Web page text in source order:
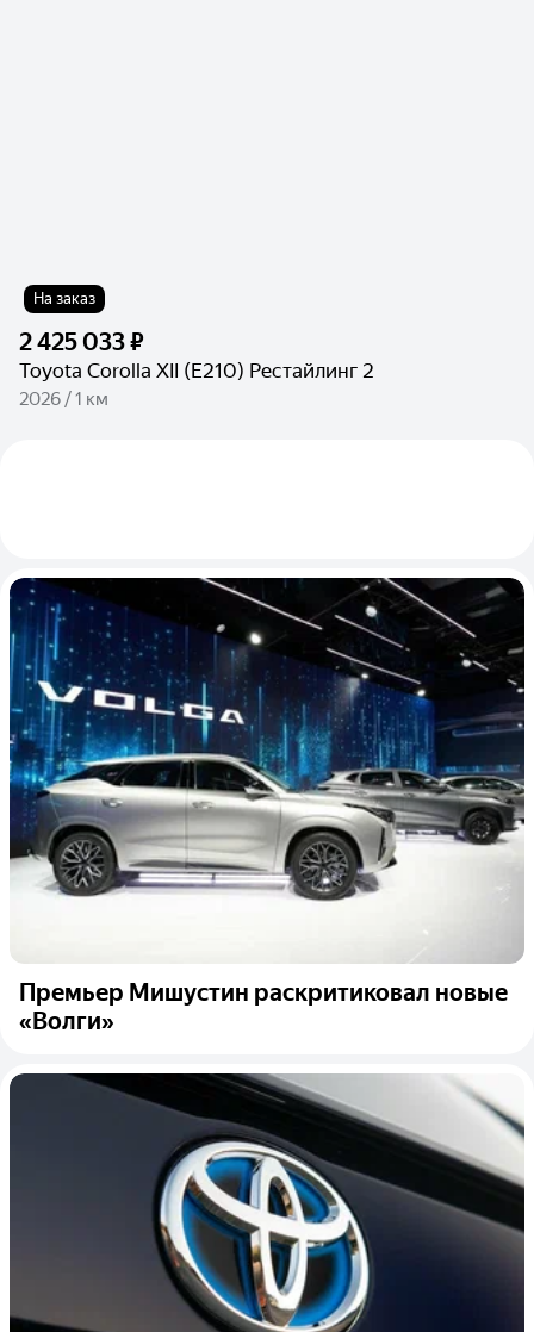
На заказ
2 425 033 ₽
Toyota Corolla XII (E210) Рестайлинг 2
2026 / 1 км
Премьер Мишустин раскритиковал новые
«Волги»